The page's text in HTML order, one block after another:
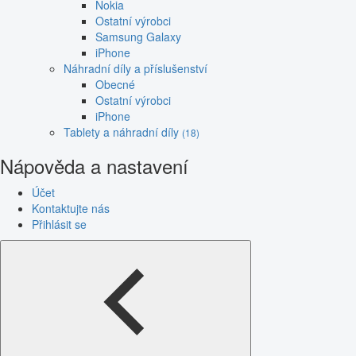
Nokia
Ostatní výrobci
Samsung Galaxy
iPhone
Náhradní díly a příslušenství
Obecné
Ostatní výrobci
iPhone
Tablety a náhradní díly (18)
Nápověda a nastavení
Účet
Kontaktujte nás
Přihlásit se